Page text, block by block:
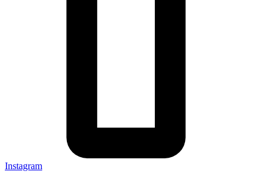
Instagram